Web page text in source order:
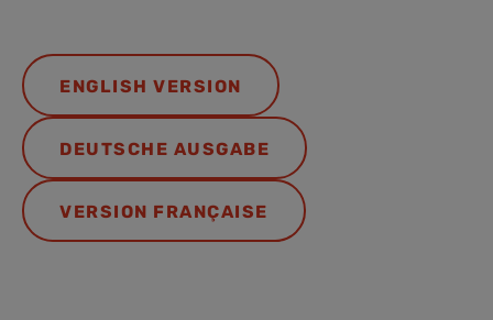
ENGLISH VERSION
DEUTSCHE AUSGABE
VERSION FRANÇAISE